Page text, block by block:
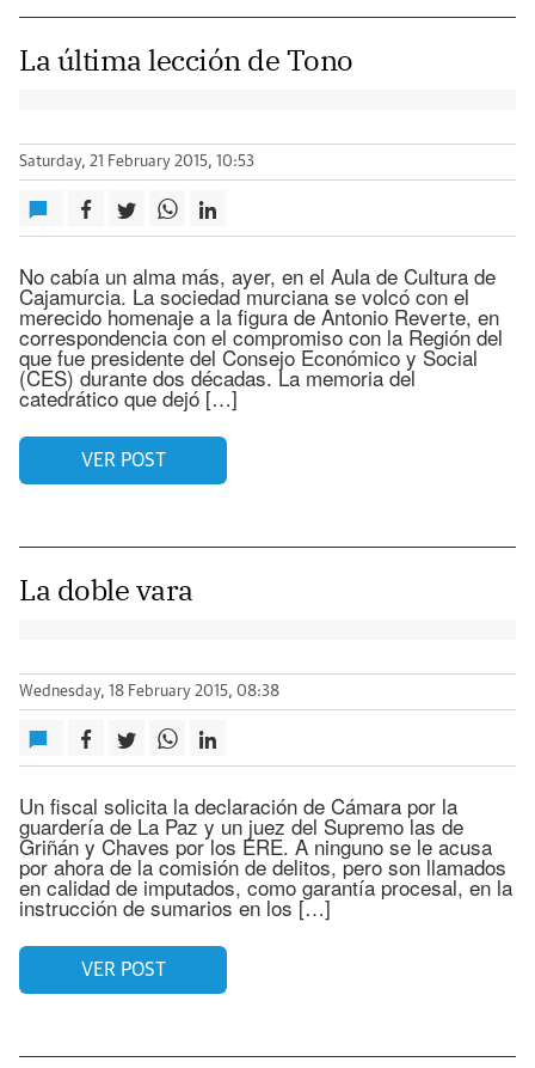
La última lección de Tono
Saturday, 21 February 2015, 10:53
No cabía un alma más, ayer, en el Aula de Cultura de
Cajamurcia. La sociedad murciana se volcó con el
merecido homenaje a la figura de Antonio Reverte, en
correspondencia con el compromiso con la Región del
que fue presidente del Consejo Económico y Social
(CES) durante dos décadas. La memoria del
catedrático que dejó […]
VER POST
La doble vara
Wednesday, 18 February 2015, 08:38
Un fiscal solicita la declaración de Cámara por la
guardería de La Paz y un juez del Supremo las de
Griñán y Chaves por los ERE. A ninguno se le acusa
por ahora de la comisión de delitos, pero son llamados
en calidad de imputados, como garantía procesal, en la
instrucción de sumarios en los […]
VER POST